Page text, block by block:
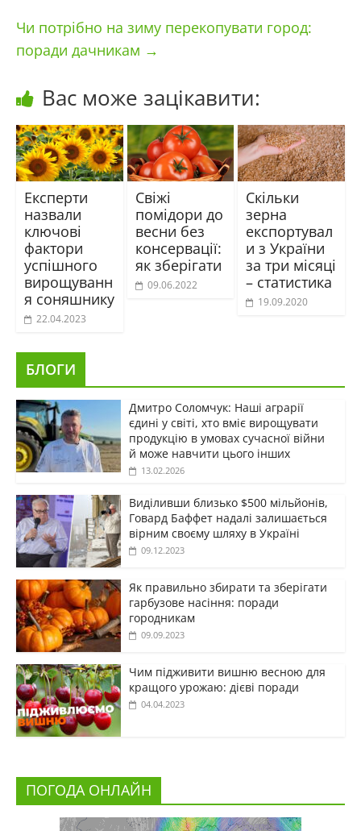
Чи потрібно на зиму перекопувати город:
поради дачникам →
Вас може зацікавити:
Експерти
назвали
ключові
фактори
успішного
вирощуванн
я соняшнику
22.04.2023
Свіжі
помідори до
весни без
консервації:
як зберігати
09.06.2022
Скільки
зерна
експортувал
и з України
за три місяці
– статистика
19.09.2020
БЛОГИ
Дмитро Соломчук: Наші аграрії
єдині у світі, хто вміє вирощувати
продукцію в умовах сучасної війни
й може навчити цього інших
13.02.2026
Виділивши близько $500 мільйонів,
Говард Баффет надалі залишається
вірним своєму шляху в Україні
09.12.2023
Як правильно збирати та зберігати
гарбузове насіння: поради
городникам
09.09.2023
Чим підживити вишню весною для
кращого урожаю: дієві поради
04.04.2023
ПОГОДА ОНЛАЙН